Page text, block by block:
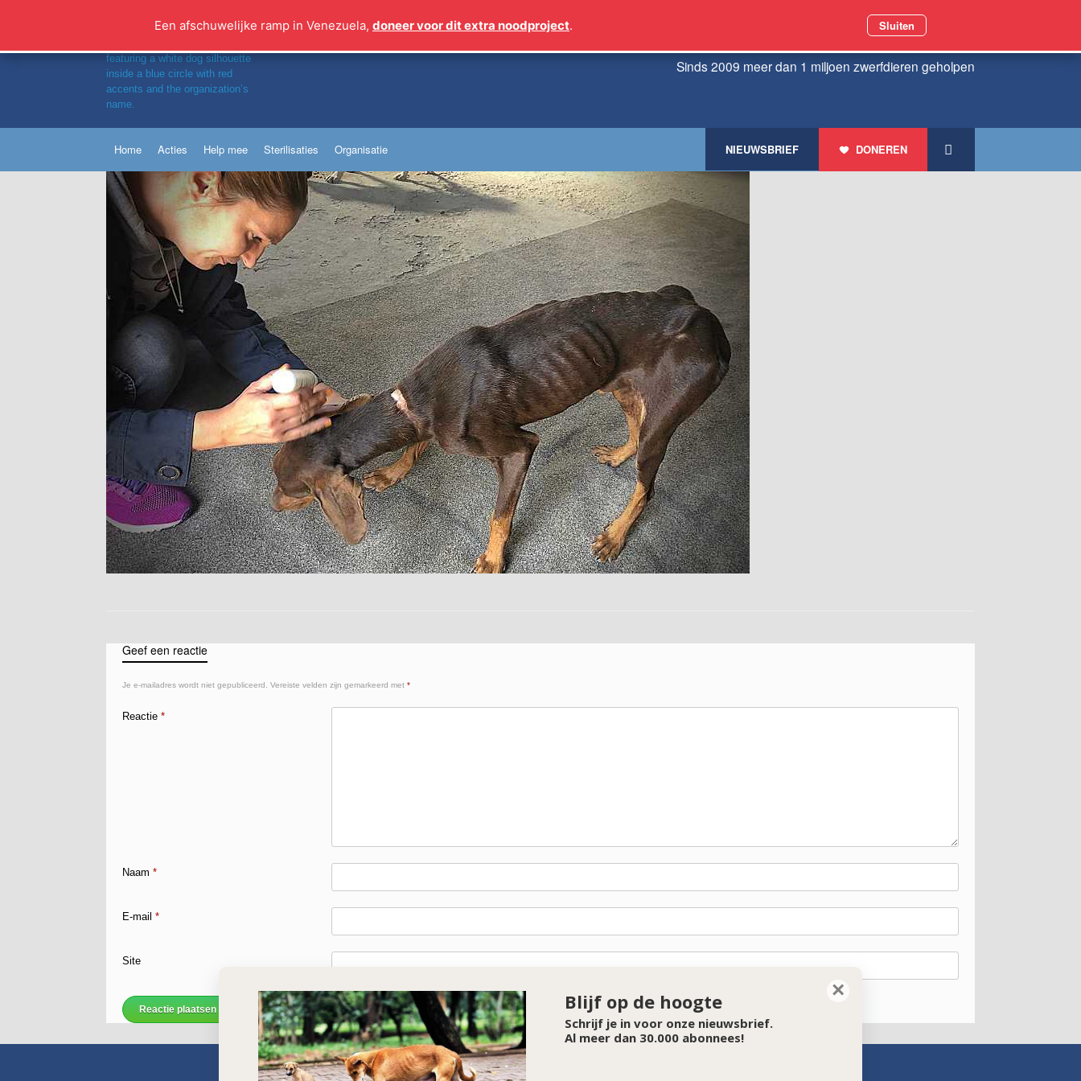
inhoud
Sinds 2009 meer dan 1 miljoen zwerfdieren geholpen
Home Acties Help mee Sterilisaties Organisatie DONEREN
NIEUWSBRIEF
Geef een reactie
Je e-mailadres wordt niet gepubliceerd. Vereiste velden zijn gemarkeerd met *
Reactie *
Naam *
E-mail *
Site
Een afschuwelijke ramp in Venezuela, doneer voor dit extra noodproject. Sluiten
×
Blijf op de hoogte
Schrijf je in voor onze nieuwsbrief.
Al meer dan 30.000 abonnees!